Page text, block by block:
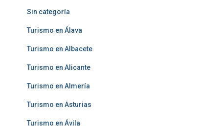
Sin categoría
Turismo en Álava
Turismo en Albacete
Turismo en Alicante
Turismo en Almería
Turismo en Asturias
Turismo en Ávila